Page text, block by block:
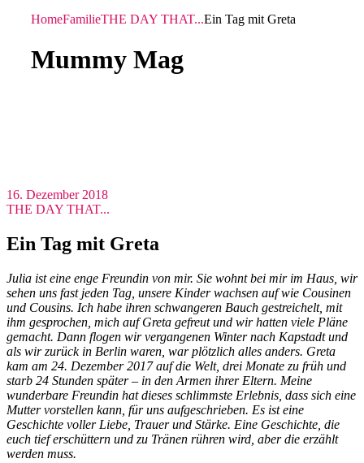
HomeFamilieTHE DAY THAT...Ein Tag mit Greta
Mummy Mag
16. Dezember 2018
THE DAY THAT...
Ein Tag mit Greta
Julia ist eine enge Freundin von mir. Sie wohnt bei mir im Haus, wir
sehen uns fast jeden Tag, unsere Kinder wachsen auf wie Cousinen
und Cousins. Ich habe ihren schwangeren Bauch gestreichelt, mit
ihm gesprochen, mich auf Greta gefreut und wir hatten viele Pläne
gemacht. Dann flogen wir vergangenen Winter nach Kapstadt und
als wir zurück in Berlin waren, war plötzlich alles anders. Greta
kam am 24. Dezember 2017 auf die Welt, drei Monate zu früh und
starb 24 Stunden später – in den Armen ihrer Eltern. Meine
wunderbare Freundin hat dieses schlimmste Erlebnis, dass sich eine
Mutter vorstellen kann, für uns aufgeschrieben. Es ist eine
Geschichte voller Liebe, Trauer und Stärke. Eine Geschichte, die
euch tief erschüttern und zu Tränen rühren wird, aber die erzählt
werden muss.